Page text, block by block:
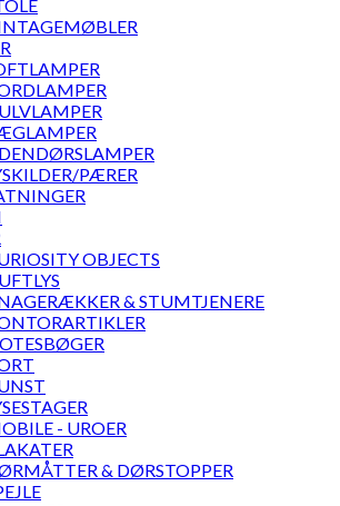
PÆRER
OBJECTS
& STUMTJENERE
- UROER
& DØRSTOPPER